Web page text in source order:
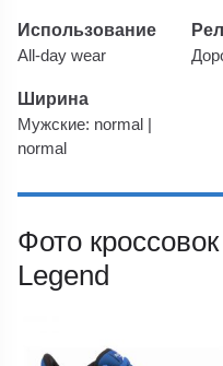
Использование
All-day wear
Ширина
Мужские: normal |
normal
Фото
Legend